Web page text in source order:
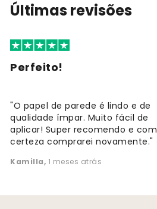
Últimas revisões
Perfeito!
"O papel de parede é lindo e de
qualidade ímpar. Muito fácil de
aplicar! Super recomendo e com
certeza comprarei novamente."
Kamilla, 1 meses atrás